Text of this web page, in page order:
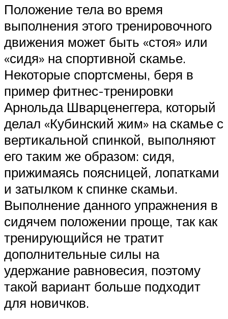
Положение тела во время
выполнения этого тренировочного
движения может быть «стоя» или
«сидя» на спортивной скамье.
Некоторые спортсмены, беря в
пример фитнес-тренировки
Арнольда Шварценеггера, который
делал «Кубинский жим» на скамье с
вертикальной спинкой, выполняют
его таким же образом: сидя,
прижимаясь поясницей, лопатками
и затылком к спинке скамьи.
Выполнение данного упражнения в
сидячем положении проще, так как
тренирующийся не тратит
дополнительные силы на
удержание равновесия, поэтому
такой вариант больше подходит
для новичков.